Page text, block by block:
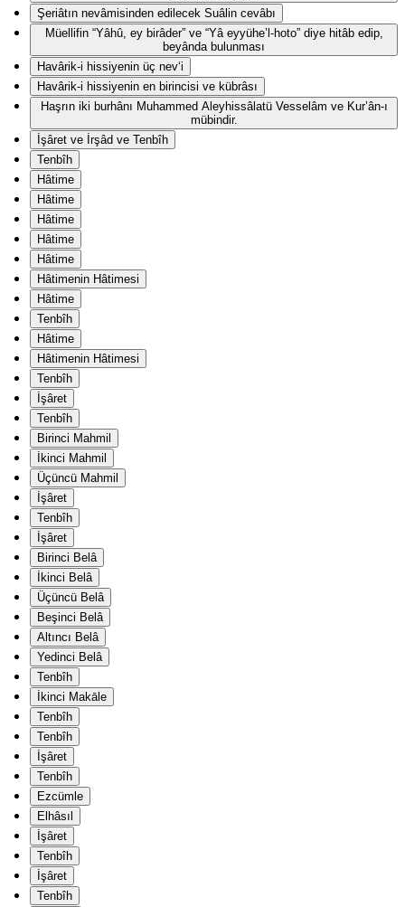
Şeriâtın nevâmisinden edilecek Suâlin cevâbı
Müellifin “Yâhû, ey birâder” ve “Yâ eyyühe’l-hoto” diye hitâb edip,
beyânda bulunması
Havârik-i hissiyenin üç nev‘i
Havârik-i hissiyenin en birincisi ve kübrâsı
Haşrın iki burhânı Muhammed Aleyhissâlatü Vesselâm ve Kur’ân-ı
mübindir.
İşâret ve İrşâd ve Tenbîh
Tenbîh
Hâtime
Hâtime
Hâtime
Hâtime
Hâtime
Hâtimenin Hâtimesi
Hâtime
Tenbîh
Hâtime
Hâtimenin Hâtimesi
Tenbîh
İşâret
Tenbîh
Birinci Mahmil
İkinci Mahmil
Üçüncü Mahmil
İşâret
Tenbîh
İşâret
Birinci Belâ
İkinci Belâ
Üçüncü Belâ
Beşinci Belâ
Altıncı Belâ
Yedinci Belâ
Tenbîh
İkinci Makāle
Tenbîh
Tenbîh
İşâret
Tenbîh
Ezcümle
Elhâsıl
İşâret
Tenbîh
İşâret
Tenbîh